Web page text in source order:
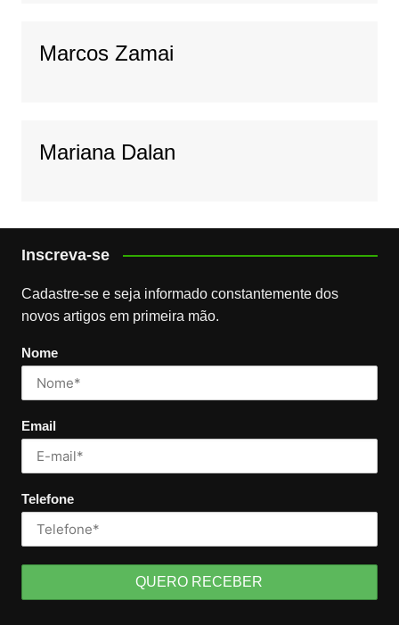
Marcos Zamai
Mariana Dalan
Inscreva-se
Cadastre-se e seja informado constantemente dos
novos artigos em primeira mão.
Nome
Email
Telefone